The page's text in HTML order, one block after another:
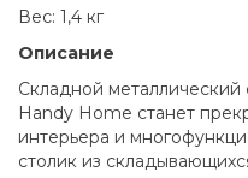
Вес: 1,4 кг
Описание
Складной металлический
Handy Home станет
интерьера и
столик из